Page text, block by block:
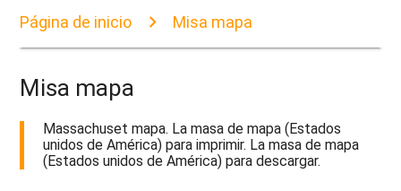
Página de inicio Misa mapa
Misa mapa
Massachuset mapa. La masa de mapa (Estados
unidos de América) para imprimir. La masa de mapa
(Estados unidos de América) para descargar.